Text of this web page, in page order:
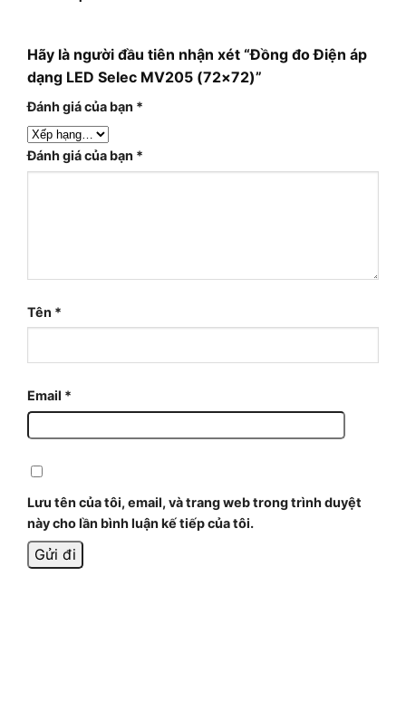
Hãy là người đầu tiên nhận xét “Đồng đo Điện áp
dạng LED Selec MV205 (72×72)”
Đánh giá của bạn *
Đánh giá của bạn *
Tên *
Email *
Lưu tên của tôi, email, và trang web trong trình duyệt
này cho lần bình luận kế tiếp của tôi.